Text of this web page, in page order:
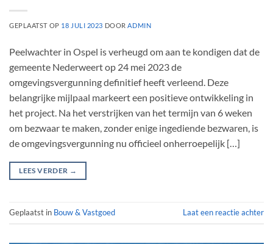
GEPLAATST OP 18 JULI 2023 DOOR ADMIN
Peelwachter in Ospel is verheugd om aan te kondigen dat de
gemeente Nederweert op 24 mei 2023 de
omgevingsvergunning definitief heeft verleend. Deze
belangrijke mijlpaal markeert een positieve ontwikkeling in
het project. Na het verstrijken van het termijn van 6 weken
om bezwaar te maken, zonder enige ingediende bezwaren, is
de omgevingsvergunning nu officieel onherroepelijk […]
LEES VERDER →
Geplaatst in Bouw & Vastgoed Laat een reactie achter